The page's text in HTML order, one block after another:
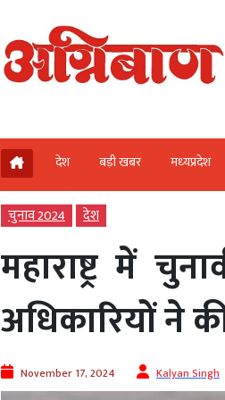
देश बड़ी खबर मध्‍यप्रदेश
चुनाव 2024 देश
महाराष्ट्र में
अधिकारियों ने
November 17, 2024 Kalyan Singh